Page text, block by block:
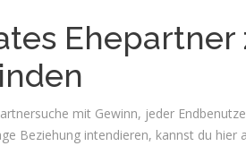
Ehepartner
mit Gewinn, jeder
Beziehung intendieren, kannst du hier